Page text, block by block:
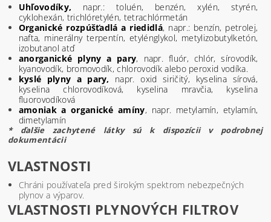
Uhľovodíky, napr.: toluén, benzén, xylén, styrén,
cyklohexán, trichlóretylén, tetrachlórmetán
Organické rozpúšťadlá a riedidlá, napr.: benzín, petrolej,
nafta, minerálny terpentín, etylénglykol, metylizobutylketón,
izobutanol atď
anorganické plyny a pary, napr. fluór, chlór, sírovodík,
kyanovodík, bromovodík, chlorovodík alebo peroxid vodíka.
kyslé plyny a pary, napr. oxid siričitý, kyselina sírová,
kyselina chlorovodíková, kyselina mravčia, kyselina
fluorovodíková
amoniak a organické amíny, napr. metylamín, etylamín,
dimetylamín
* ďalšie zachytené látky sú k dispozícii v podrobnej
dokumentácii
VLASTNOSTI
Chráni používateľa pred širokým spektrom nebezpečných
plynov a výparov.
VLASTNOSTI PLYNOVÝCH FILTROV